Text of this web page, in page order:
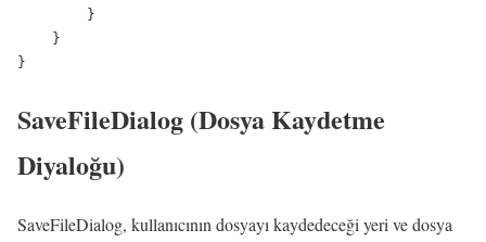
        }
    }
}
SaveFileDialog (Dosya Kaydetme
Diyaloğu)
SaveFileDialog, kullanıcının dosyayı kaydedeceği yeri ve dosya